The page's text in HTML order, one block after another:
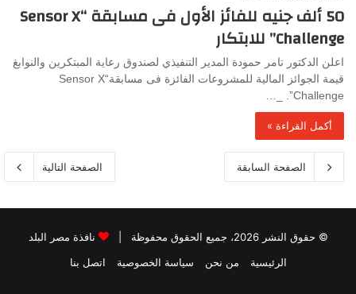
50 ألف جنيه للفائز الأول فى مسابقة “Sensor X
Challenge” للابتكار
اعلن الدكتور تامر حمودة المدير التنفيذي لصندوق رعاية المبتكرين والنوابغ
قيمة الجوائز المالية للمشروعات الفائزة فى مسابقة“Sensor X
Challenge”. _…
أكمل القراءة »
الصفحة السابقة الصفحة التالية
© حقوق النشر 2026، جميع الحقوق محفوظة |
نافذة مصر البلد
الرئيسية
من نحن سياسة الخصوصية اتصل بنا